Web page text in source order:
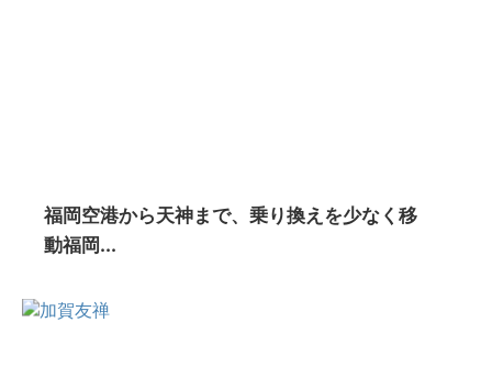
福岡空港から天神まで、乗り換えを少なく移
動福岡...